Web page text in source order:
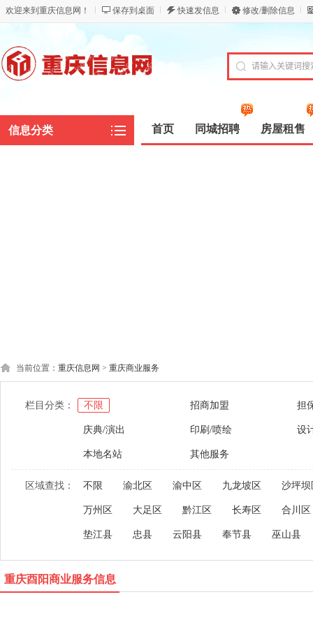
欢迎来到重庆信息网！ 保存到桌面 快速发信息 修改/删除信息
信息分类 首页 同城招聘 房屋租售
当前位置： 重庆信息网 > 重庆商业服务
栏目分类： 不限 招商加盟 担
庆典/演出 印刷/喷绘 设
本地名站 其他服务
区域查找： 不限 渝北区 渝中区 九龙坡区 沙坪坝
万州区 大足区 黔江区 长寿区 合川区
垫江县 忠县 云阳县 奉节县 巫山县
重庆酉阳商业服务信息